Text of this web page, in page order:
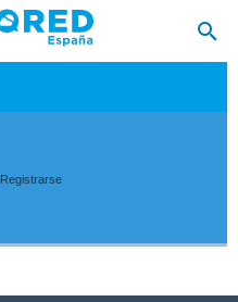
Registrarse